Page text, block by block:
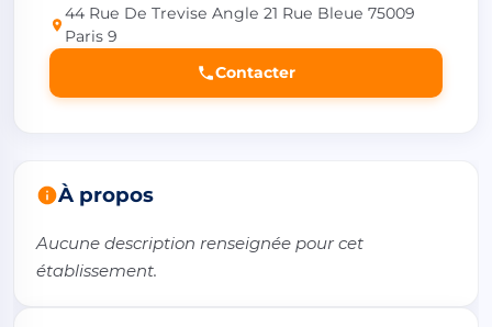
44 Rue De Trevise Angle 21 Rue Bleue 75009
Paris 9
Contacter
À propos
Aucune description renseignée pour cet
établissement.